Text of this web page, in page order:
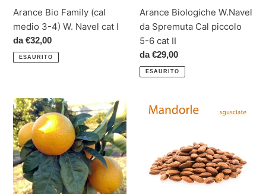
cat
I
Arance Bio Family (cal
medio 3-4) W. Navel cat I
Prezzo
di
listino
da €32,00
ESAURITO
cat
II
Arance Biologiche W.Navel
da Spremuta Cal piccolo
5-6 cat II
Prezzo
di
listino
da €29,00
ESAURITO
Arance
Vaniglia
Apireno
cat
I
Mandorle
Siciliane